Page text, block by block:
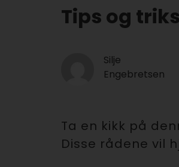
Tips og
Silje
Engebretsen
Ta en kikk på
Disse rådene vil